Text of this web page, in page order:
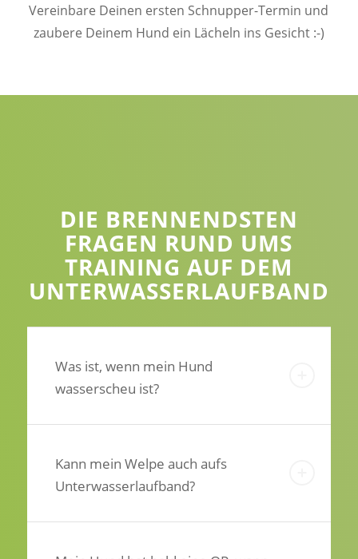
Vereinbare Deinen ersten Schnupper-Termin und
zaubere Deinem Hund ein Lächeln ins Gesicht :-)
DIE BRENNENDSTEN
FRAGEN RUND UMS
TRAINING AUF DEM
UNTERWASSERLAUFBAND
Was ist, wenn mein Hund
wasserscheu ist?
Kann mein Welpe auch aufs
Unterwasserlaufband?